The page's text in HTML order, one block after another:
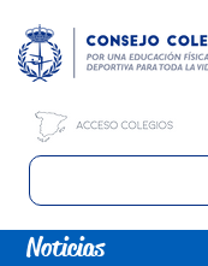
Noticias